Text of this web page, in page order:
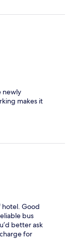
newly
makes it
hotel. Good
bus
better ask
for